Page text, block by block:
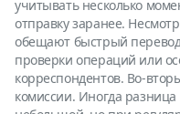
учитывать несколько
отправку заранее.
обещают быстрый
проверки операций или
корреспондентов. Во-
комиссии. Иногда